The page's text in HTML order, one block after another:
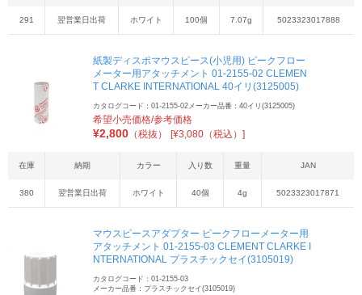
291 翌営業日出荷 ホワイト 100個 7.07g 5023323017888
紙製ディスポマウスピース(小児用) ピークフロー
メーター用アタッチメント 01-2155-02 CLEMEN
T CLARKE INTERNATIONAL 40イリ(3125005)
カタログコード：01-2155-02メーカー品番：40イリ(3125005)
希望小売価格/参考価格
¥2,800 （税抜） [¥3,080（税込）]
在庫 納期 カラー 入り数 重量 JAN
380 翌営業日出荷 ホワイト 40個 4g 5023323017871
マウスピースアダプター ピークフローメーター用
アタッチメント 01-2155-03 CLEMENT CLARKE I
NTERNATIONAL プラスチックセイ(3105019)
カタログコード：01-2155-03
メーカー品番：プラスチックセイ(3105019)